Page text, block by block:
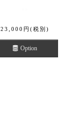
23,000 円 (税別)
Option